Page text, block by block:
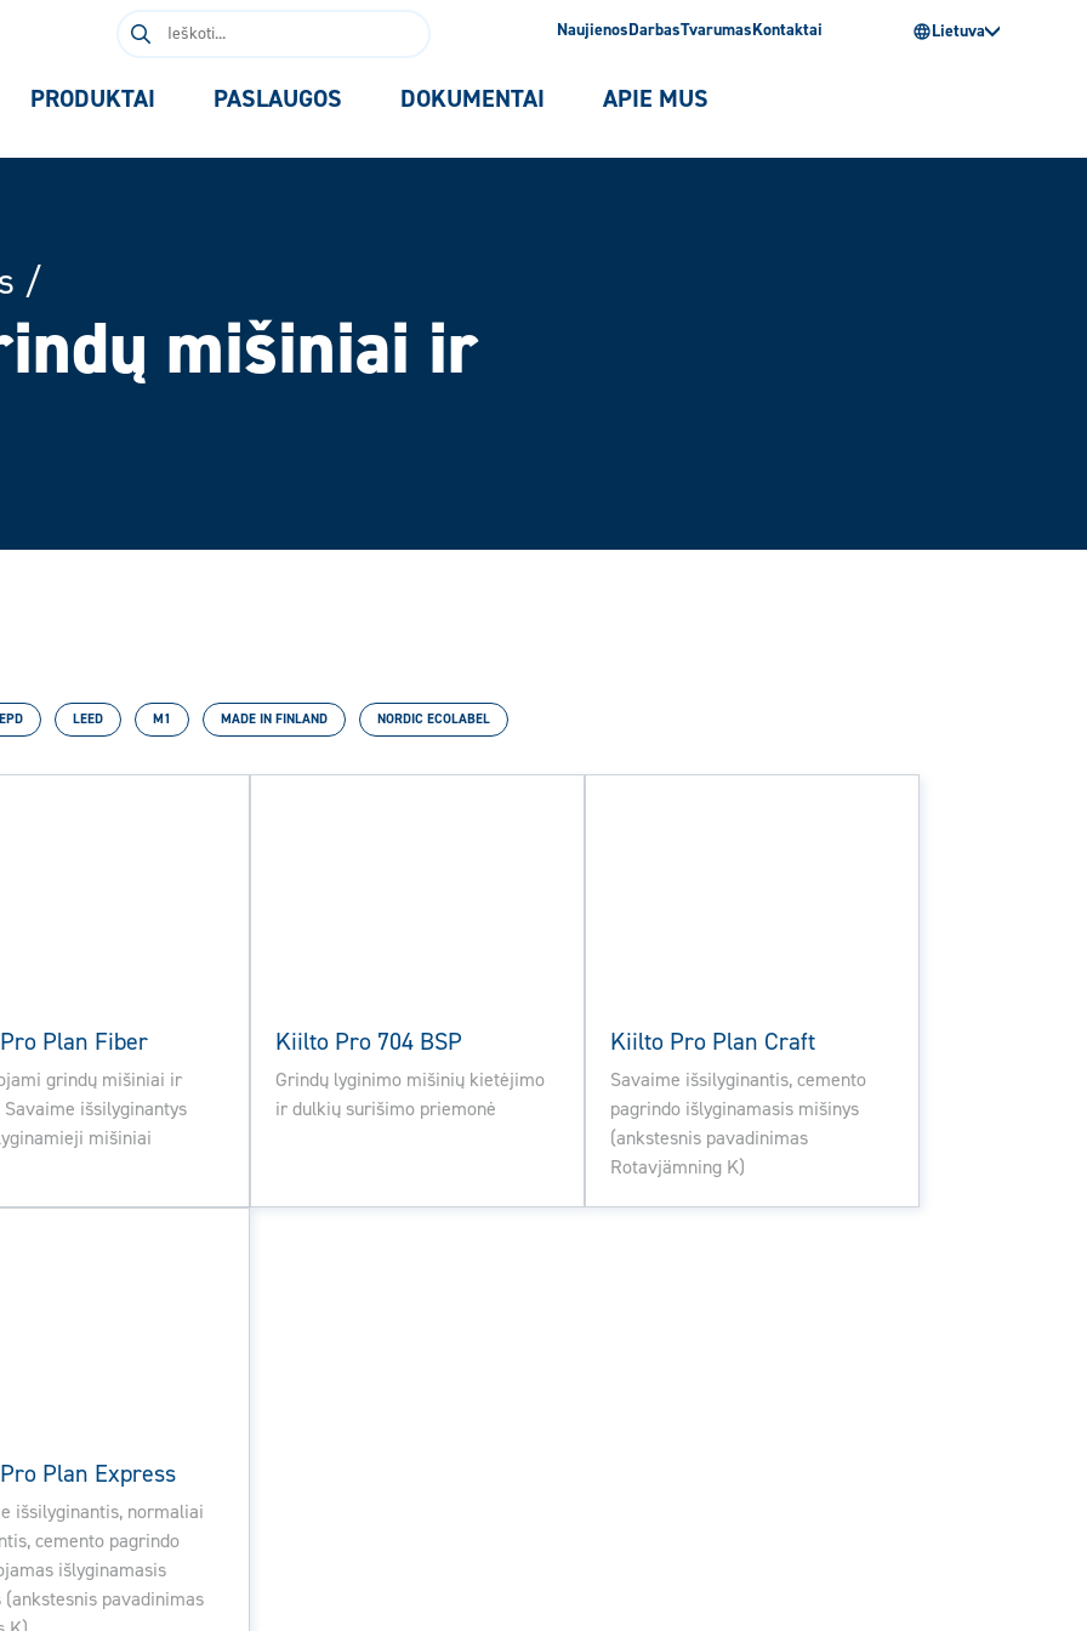
Ieškoti: NaujienosDarbasTvarumasKontaktai Lietuva
PRODUKTAI PASLAUGOS DOKUMENTAI APIE MUS
/
mišiniai ir
EPD LEED M1 MADE IN FINLAND NORDIC ECOLABEL
Plan Fiber
grindų mišiniai ir
išsilyginantys
mišiniai
Kiilto Pro 704 BSP
Grindų lyginimo mišinių kietėjimo
ir dulkių surišimo priemonė
Kiilto Pro Plan Craft
Savaime išsilyginantis, cemento
pagrindo išlyginamasis mišinys
(ankstesnis pavadinimas
Rotavjämning K)
Plan Express
išsilyginantis, normaliai
cemento pagrindo
išlyginamasis
(ankstesnis pavadinimas